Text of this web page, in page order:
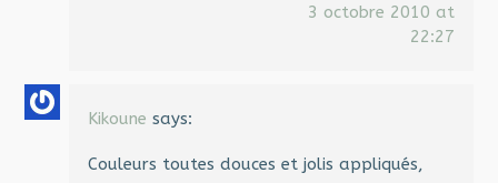
3 octobre 2010 at
22:27
Kikoune says:
Couleurs toutes douces et jolis appliqués,